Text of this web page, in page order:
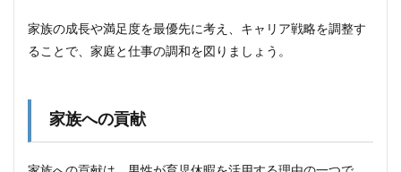
家族の成長や満足度を最優先に考え、キャリア戦略を調整す
ることで、家庭と仕事の調和を図りましょう。
家族への貢献